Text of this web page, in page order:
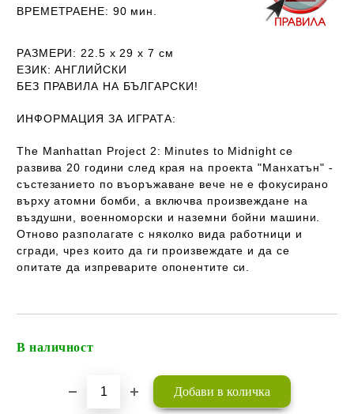
ВРЕМЕТРАЕНЕ: 90 мин.
РАЗМЕРИ: 22.5 х 29 х 7 см
ЕЗИК: АНГЛИЙСКИ
БЕЗ ПРАВИЛА НА БЪЛГАРСКИ!
ИНФОРМАЦИЯ ЗА ИГРАТА:
The Manhattan Project 2: Minutes to Midnight се
развива 20 години след края на проекта "Манхатън" -
състезанието по въоръжаване вече не е фокусирано
върху атомни бомби, а включва произвеждане на
въздушни, военноморски и наземни бойни машини.
Отново разполагате с няколко вида работници и
сгради, чрез които да ги произвеждате и да се
опитате да изпреварите опонентите си.
В наличност